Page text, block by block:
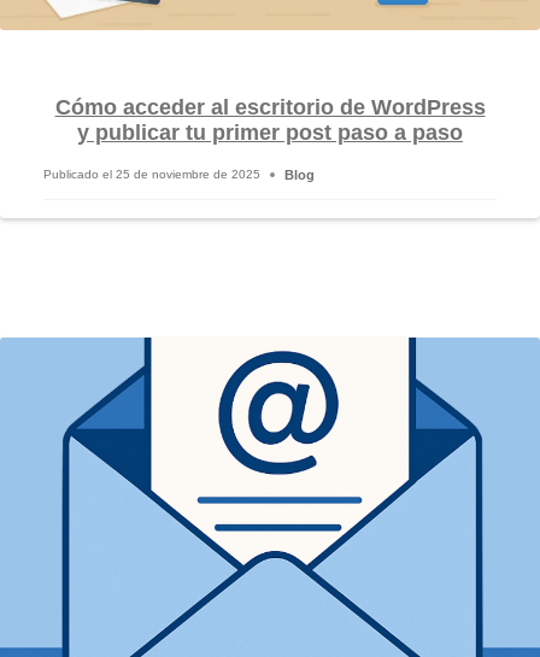
Cómo acceder al escritorio de WordPress
y publicar tu primer post paso a paso
Publicado el 25 de noviembre de 2025 Blog